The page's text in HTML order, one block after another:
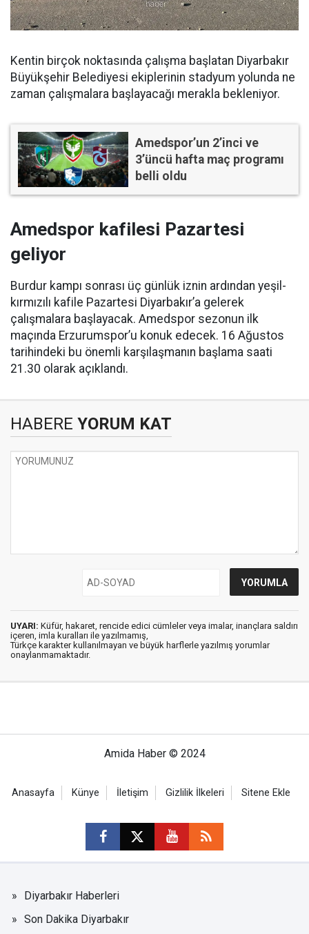
Kentin birçok noktasında çalışma başlatan Diyarbakır
Büyükşehir Belediyesi ekiplerinin stadyum yolunda ne
zaman çalışmalara başlayacağı merakla bekleniyor.
Amedspor’un 2’inci ve
3’üncü hafta maç programı
belli oldu
Amedspor kafilesi Pazartesi
geliyor
Burdur kampı sonrası üç günlük iznin ardından yeşil-
kırmızılı kafile Pazartesi Diyarbakır’a gelerek
çalışmalara başlayacak. Amedspor sezonun ilk
maçında Erzurumspor’u konuk edecek. 16 Ağustos
tarihindeki bu önemli karşılaşmanın başlama saati
21.30 olarak açıklandı.
HABERE YORUM KAT
UYARI: Küfür, hakaret, rencide edici cümleler veya imalar, inançlara saldırı
içeren, imla kuralları ile yazılmamış,
Türkçe karakter kullanılmayan ve büyük harflerle yazılmış yorumlar
onaylanmamaktadır.
Amida Haber © 2024
Anasayfa Künye İletişim Gizlilik İlkeleri Sitene Ekle
Diyarbakır Haberleri
Son Dakika Diyarbakır